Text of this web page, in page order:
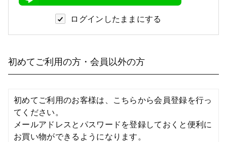
ログインしたままにする
初めてご利用の方・会員以外の方
初めてご利用のお客様は、こちらから会員登録を行っ
てください。
メールアドレスとパスワードを登録しておくと便利に
お買い物ができるようになります。